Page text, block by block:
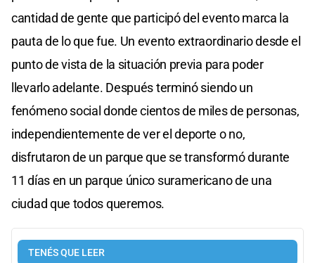
cantidad de gente que participó del evento marca la
pauta de lo que fue. Un evento extraordinario desde el
punto de vista de la situación previa para poder
llevarlo adelante. Después terminó siendo un
fenómeno social donde cientos de miles de personas,
independientemente de ver el deporte o no,
disfrutaron de un parque que se transformó durante
11 días en un parque único suramericano de una
ciudad que todos queremos.
TENÉS QUE LEER